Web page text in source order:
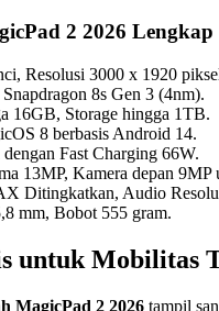
2 2026 Lengkap
Resolusi 3000 x 1920
8s Gen 3 (4nm).
16GB, Storage hingga 1TB.
8 berbasis Android 14.
Fast Charging 66W.
13MP, Kamera depan
Ditingkatkan, Audio
mm, Bobot 555 gram.
untuk Mobilitas
MagicPad 2 2026 tampil